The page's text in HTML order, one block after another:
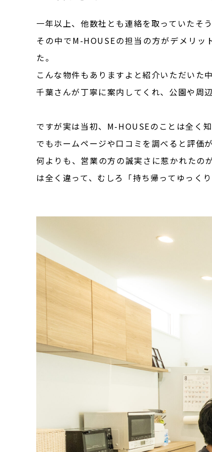
一年以上、他数社とも連絡を取っていたそう
その中でM-HOUSEの担当の方がデメリッ
た。
こんな物件もありますよと紹介いただいた
千葉さんが丁寧に案内してくれ、公園や周
ですが実は当初、M-HOUSEのことは全く
でもホームページや口コミを調べると評価
何よりも、営業の方の誠実さに惹かれたの
は全く違って、むしろ「持ち帰ってゆっく